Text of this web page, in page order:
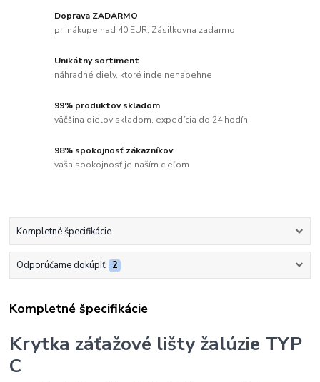
Doprava ZADARMO
pri nákupe nad 40 EUR, Zásilkovna zadarmo
Unikátny sortiment
náhradné diely, ktoré inde nenabehne
99% produktov skladom
väčšina dielov skladom, expedícia do 24 hodín
98% spokojnosť zákazníkov
vaša spokojnosť je naším cieľom
Kompletné špecifikácie
Odporúčame dokúpiť 2
Kompletné špecifikácie
Krytka záťažové lišty žalúzie TYP
C